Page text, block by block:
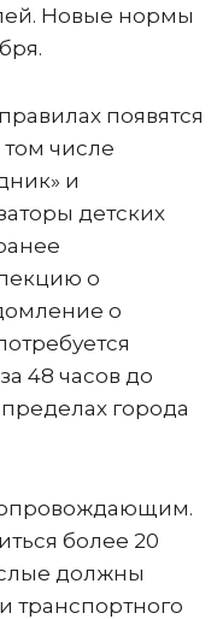
Новые нормы
появятся
числе
и
детских
о
о
48 часов до
города
более 20
должны
транспортного